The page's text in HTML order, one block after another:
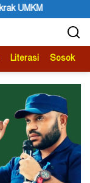
Etika Kebajikan
Literasi Sosok